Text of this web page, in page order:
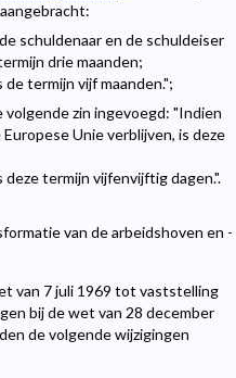
schuldenaar en de schuldeiser
drie maanden;
termijn vijf maanden.";
zin ingevoegd: "Indien
Unie verblijven, is deze
termijn vijfenvijftig dagen.".
van de arbeidshoven en -
van 7 juli 1969 tot vaststelling
bij de wet van 28 december
de volgende wijzigingen